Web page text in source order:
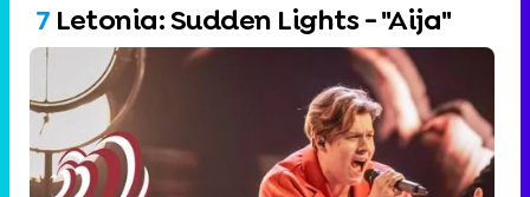
Letonia: Sudden Lights - "Aija"